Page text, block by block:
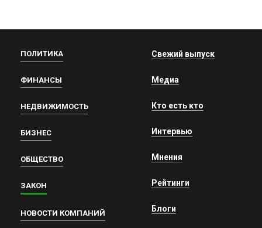
ПОЛИТИКА
ФИНАНСЫ
НЕДВИЖИМОСТЬ
БИЗНЕС
ОБЩЕСТВО
ЗАКОН
НОВОСТИ КОМПАНИЙ
Свежий выпуск
Медиа
Кто есть кто
Интервью
Мнения
Рейтинги
Блоги